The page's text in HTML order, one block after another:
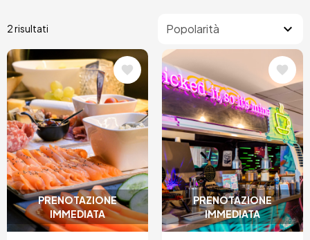
2 risultati
PRENOTAZIONE
IMMEDIATA
Immagine
PRENOTAZIONE
IMMEDIATA
Immagine